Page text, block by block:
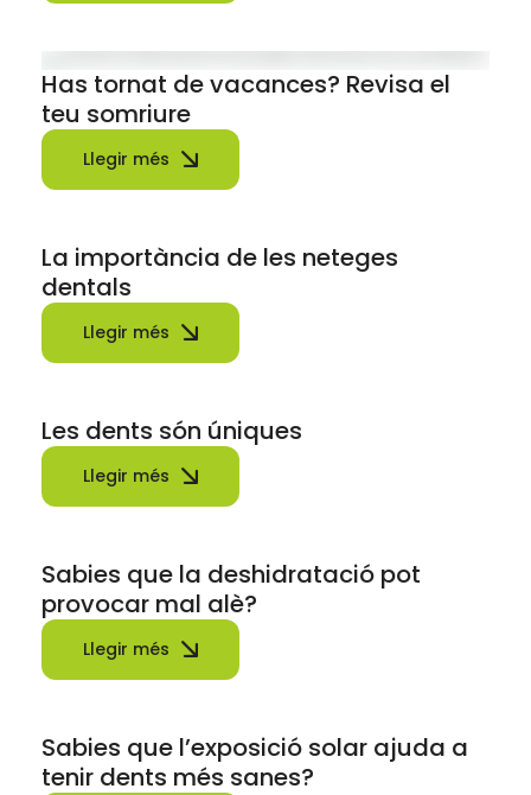
Has tornat de vacances? Revisa el
teu somriure
Llegir més
La importància de les neteges
dentals
Llegir més
Les dents són úniques
Llegir més
Sabies que la deshidratació pot
provocar mal alè?
Llegir més
Sabies que l’exposició solar ajuda a
tenir dents més sanes?